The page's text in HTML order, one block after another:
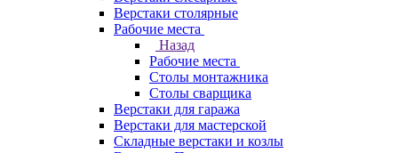
Верстаки столярные
Рабочие места
Назад
Рабочие места
Столы монтажника
Столы сварщика
Верстаки для гаража
Верстаки для мастерской
Складные верстаки и козлы